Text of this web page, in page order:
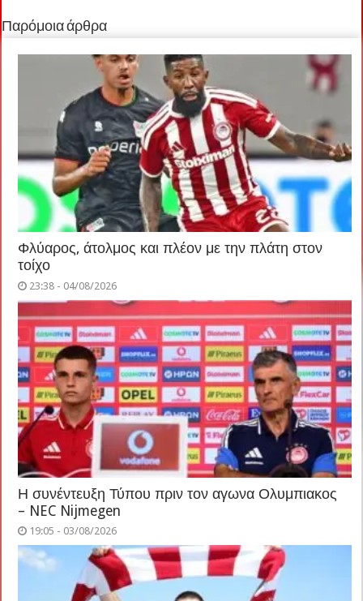
Παρόμοια άρθρα
Φλύαρος, άτολμος και πλέον με την πλάτη στον
τοίχο
23:38 - 04/08/2026
Η συνέντευξη Τύπου πριν τον αγωνα Ολυμπιακος
– NEC Nijmegen
19:05 - 03/08/2026